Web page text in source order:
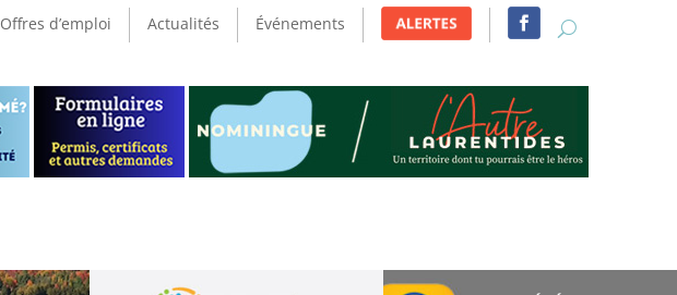
Offres d’emploi Actualités Événements